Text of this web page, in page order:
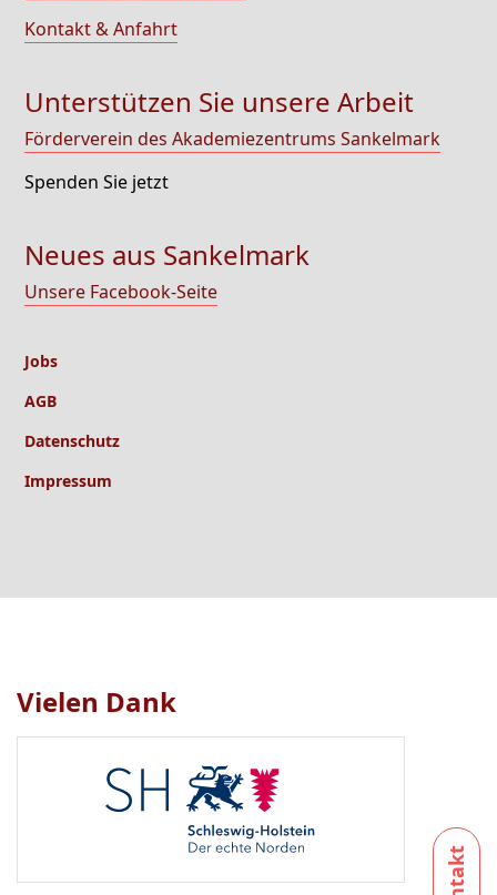
Kontakt & Anfahrt
Unterstützen Sie unsere Arbeit
Förderverein des Akademiezentrums Sankelmark
Spenden Sie jetzt
Neues aus Sankelmark
Unsere Facebook-Seite
Jobs
AGB
Datenschutz
Impressum
Vielen Dank
Logo1bis1von1sichtbar.